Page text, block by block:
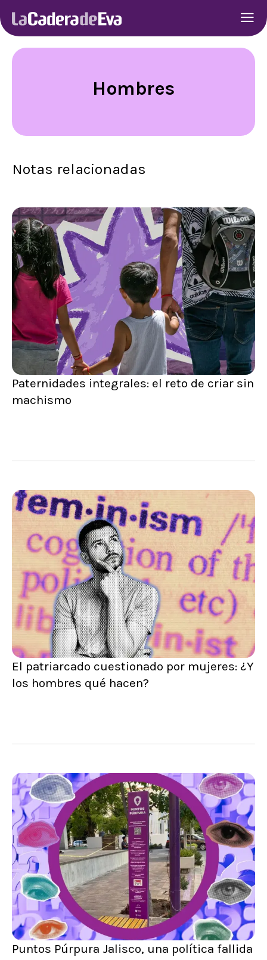
Hombres
Notas relacionadas
Paternidades integrales: el reto de criar sin
machismo
El patriarcado cuestionado por mujeres: ¿Y
los hombres qué hacen?
Puntos Púrpura Jalisco, una política fallida